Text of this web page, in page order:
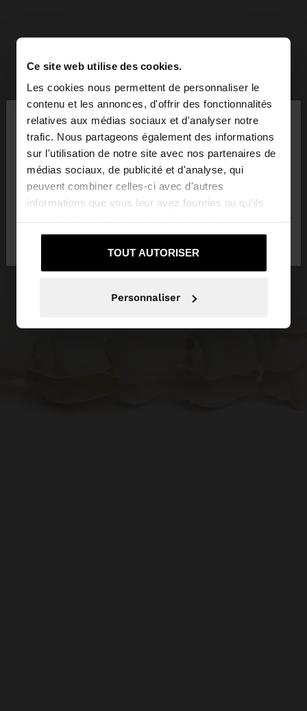
Ce site web utilise des cookies.
Les cookies nous permettent de personnaliser le
contenu et les annonces, d'offrir des fonctionnalités
relatives aux médias sociaux et d'analyser notre
trafic. Nous partageons également des informations
sur l'utilisation de notre site avec nos partenaires de
médias sociaux, de publicité et d'analyse, qui
peuvent combiner celles-ci avec d'autres
informations que vous leur avez fournies ou qu'ils
services.
TOUT AUTORISER
Personnaliser
bonjour ×
Vous accédez au site depuis Belgique. Voulez-vous
parcourir notre site au United States?